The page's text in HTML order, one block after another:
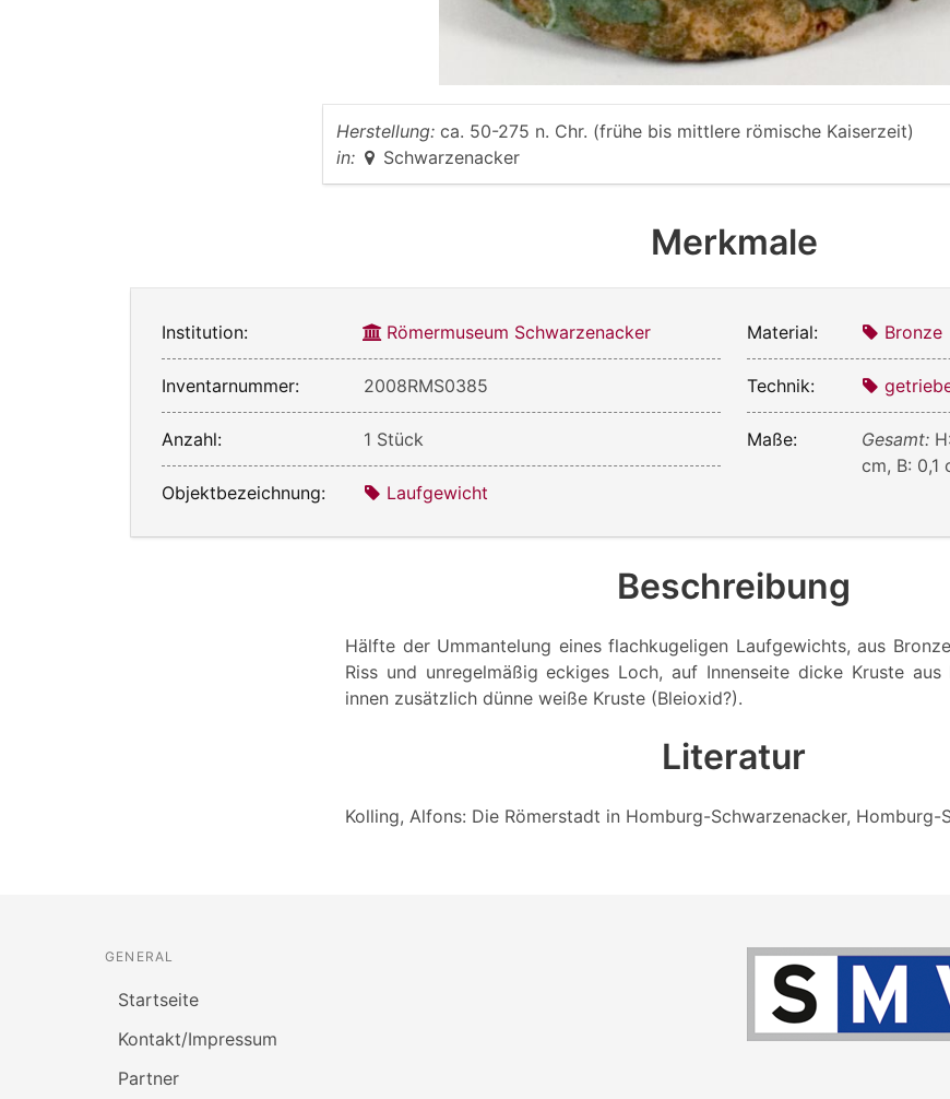
Herstellung: ca. 50-275 n. Chr. (frühe bis mittlere römische Kaiserzeit)
in:
Schwarzenacker
Merkmale
Institution: Römermuseum Schwarzenacker
Inventarnummer: 2008RMS0385
Anzahl: 1 Stück
Objektbezeichnung: Laufgewicht
Material: Bronze
Technik:
Maße: Gesamt:
cm, B: 0,1
Beschreibung
Hälfte der Ummantelung eines flachkugeligen Laufgewichts, aus
Riss und unregelmäßig eckiges Loch, auf Innenseite dicke Kruste aus
innen zusätzlich dünne weiße Kruste (Bleioxid?).
Literatur
Kolling, Alfons: Die Römerstadt in Homburg-Schwarzenacker, Homburg-
GENERAL
Startseite
Kontakt/Impressum
Partner